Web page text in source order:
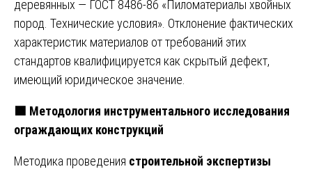
деревянных — ГОСТ 8486-86 «Пиломатериалы хвойных
пород. Технические условия». Отклонение фактических
характеристик материалов от требований этих
стандартов квалифицируется как скрытый дефект,
имеющий юридическое значение.
🟩 Методология инструментального исследования
ограждающих конструкций
Методика проведения строительной экспертизы